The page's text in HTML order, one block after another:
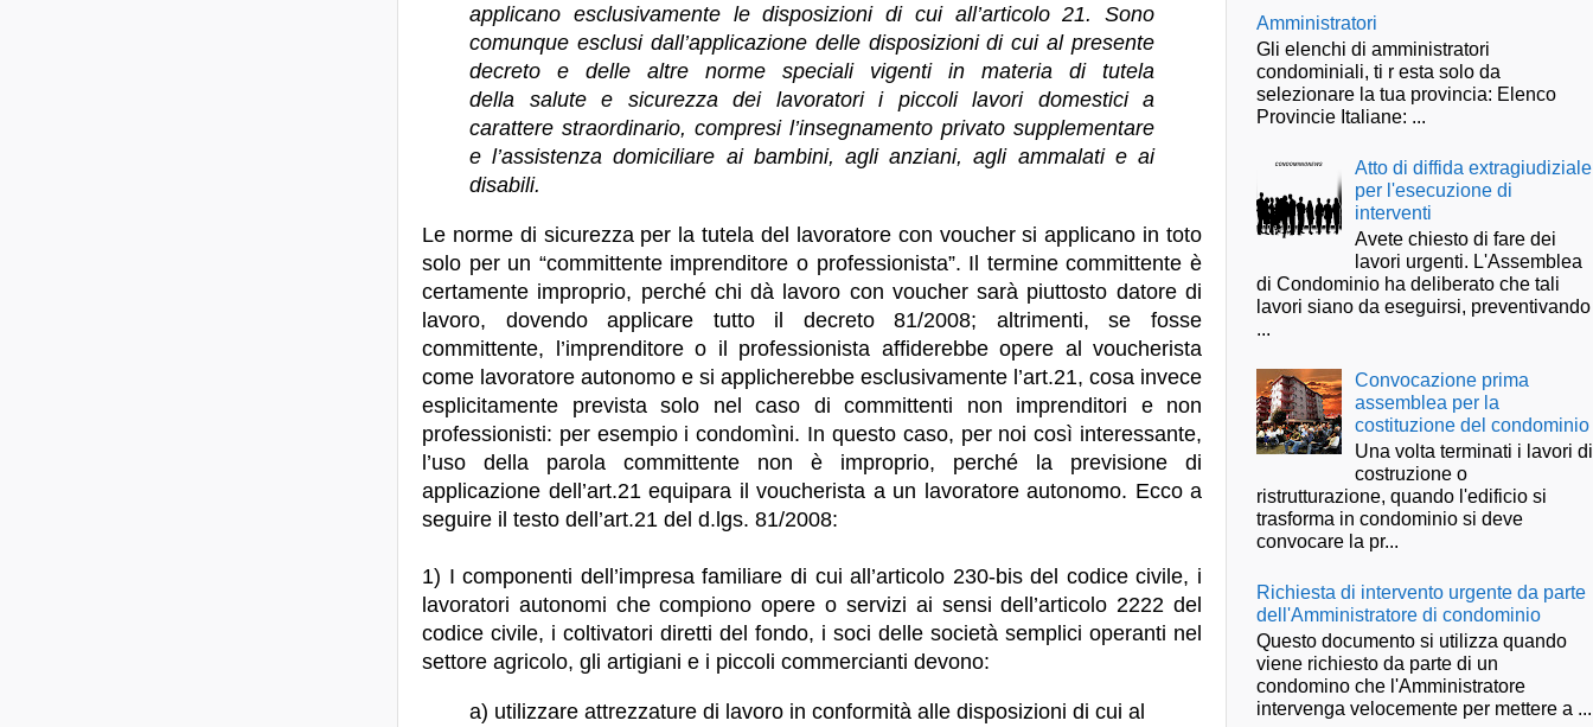
applicano esclusivamente le disposizioni di cui all’articolo 21. Sono
comunque esclusi dall’applicazione delle disposizioni di cui al presente
decreto e delle altre norme speciali vigenti in materia di tutela
della salute e sicurezza dei lavoratori i piccoli lavori domestici a
carattere straordinario, compresi l’insegnamento privato supplementare
e l’assistenza domiciliare ai bambini, agli anziani, agli ammalati e ai
disabili.
Le norme di sicurezza per la tutela del lavoratore con voucher si applicano in toto
solo per un “committente imprenditore o professionista”. Il termine committente è
certamente improprio, perché chi dà lavoro con voucher sarà piuttosto datore di
lavoro, dovendo applicare tutto il decreto 81/2008; altrimenti, se fosse
committente, l’imprenditore o il professionista affiderebbe opere al voucherista
come lavoratore autonomo e si applicherebbe esclusivamente l’art.21, cosa invece
esplicitamente prevista solo nel caso di committenti non imprenditori e non
professionisti: per esempio i condomìni. In questo caso, per noi così interessante,
l’uso della parola committente non è improprio, perché la previsione di
applicazione dell’art.21 equipara il voucherista a un lavoratore autonomo. Ecco a
seguire il testo dell’art.21 del d.lgs. 81/2008:
1) I componenti dell’impresa familiare di cui all’articolo 230-bis del codice civile, i
lavoratori autonomi che compiono opere o servizi ai sensi dell’articolo 2222 del
codice civile, i coltivatori diretti del fondo, i soci delle società semplici operanti nel
settore agricolo, gli artigiani e i piccoli commercianti devono:
a) utilizzare attrezzature di lavoro in conformità alle disposizioni di cui al
Amministratori
Gli elenchi di amministratori
condominiali, ti r esta solo da
selezionare la tua provincia: Elenco
Provincie Italiane: ...
Atto di diffida extragiudiziale
per l'esecuzione di
interventi
Avete chiesto di fare dei
lavori urgenti. L'Assemblea
di Condominio ha deliberato che tali
lavori siano da eseguirsi, preventivando
...
Convocazione prima
assemblea per la
costituzione del condominio
Una volta terminati i lavori di
costruzione o
ristrutturazione, quando l'edificio si
trasforma in condominio si deve
convocare la pr...
Richiesta di intervento urgente da parte
dell'Amministratore di condominio
Questo documento si utilizza quando
viene richiesto da parte di un
condomino che l'Amministratore
intervenga velocemente per mettere a ...